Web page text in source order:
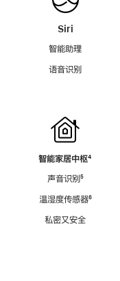
Siri
智能助理
语音识别
智能家居中枢脚
⁴
声音识别脚
⁵
温湿度传感器脚
⁶
私密又安全